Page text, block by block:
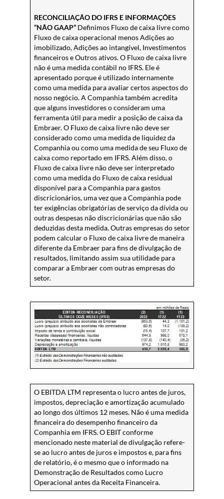
RECONCILIAÇÃO DO IFRS E INFORMAÇÕES
“NÃO GAAP”Definimos Fluxo de caixa livre como
Fluxo de caixa operacional menos Adições ao
imobilizado, Adições ao intangível, Investimentos
financeiros e Outros ativos. O Fluxo de caixa livre
não é uma medida contábil no IFRS. Ele é
apresentado porque é utilizado internamente
como uma medida para avaliar certos aspectos do
nosso negócio. A Companhia também acredita
que alguns investidores o consideram uma
ferramenta útil para medir a posição de caixa da
Embraer. O Fluxo de caixa livre não deve ser
considerado como uma medida de liquidez da
Companhia ou como uma medida de seu Fluxo de
caixa como reportado em IFRS. Além disso, o
Fluxo de caixa livre não deve ser interpretado
como uma medida do Fluxo de caixa residual
disponível para a Companhia para gastos
discricionários, uma vez que a Companhia pode
ter exigências obrigatórias de serviço da dívida ou
outras despesas não discricionárias que não são
deduzidas desta medida. Outras empresas do setor
podem calcular o Fluxo de caixa livre de maneira
diferente da Embraer para fins de divulgação de
resultados, limitando assim sua utilidade para
comparar a Embraer com outras empresas do
setor.
O EBITDA LTM representa o lucro antes de juros,
impostos, depreciação e amortização acumulado
ao longo dos últimos 12 meses. Não é uma medida
financeira do desempenho financeiro da
Companhia em IFRS. O EBIT conforme
mencionado neste material de divulgação refere-
se ao lucro antes de juros e impostos e, para fins
de relatório, é o mesmo que o informado na
Demonstração de Resultados como Lucro
Operacional antes da Receita Financeira.